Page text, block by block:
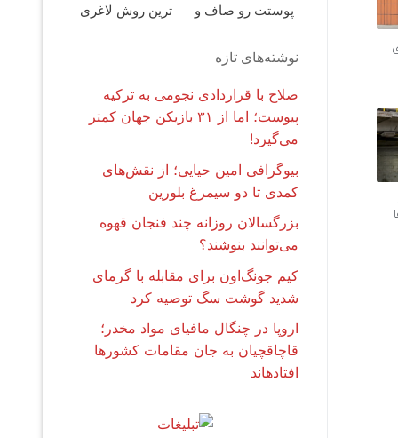
پوستت رو صاف و
ترین روش لاغری
نوشته‌های تازه
صلاح با قراردادی نجومی به ترکیه
پیوست؛ اما از ۳۱ بازیکن جهان کمتر
می‌گیرد!
بیوگرافی امین حیایی؛ از نقش‌های
کمدی تا دو سیمرغ بلورین
بزرگسالان روزانه چند فنجان قهوه
می‌توانند بنوشند؟
کیم جونگ‌اون برای مقابله با گرمای
شدید گوشت سگ توصیه کرد
اروپا در چنگال مافیای مواد مخدر؛
قاچاقچیان به جان مقامات کشورها
افتادهاند